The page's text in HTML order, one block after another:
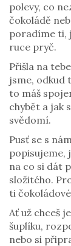
polevy, co
čokoládě
poradíme ti,
ruce pryč.
Přišla na
jsme, odkud
to máš
chybět a jak
svědomí.
Pusť se s
popisujeme,
na co si dát
složitého.
ti
Ať už chceš
šuplíku,
nebo si